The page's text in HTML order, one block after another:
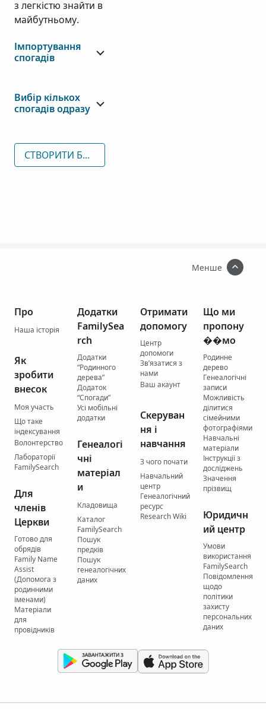
з легкістю знайти в
майбутньому.
Імпортування
спогадів
Вибір кількох
спогадів одразу
СТВОРИТИ БЕЗКОШТОВНИЙ АКАУНТ
Менше
Про
Наша історія
Як
зробити
внесок
Моя участь
Що таке
індексування
Волонтерство
Лабораторії
FamilySearch
Для
членів
Церкви
Готово для
обрядів
Family Name
Assist
(Допомога з
родинними
іменами)
Матеріали
для
провідників
Додатки
FamilySea
rch
Додатки
“Родинного
дерева”
Додаток
“Спогади”
Усі мобільні
додатки
Генеалогі
чні
матеріал
и
Кладовища
Каталог
FamilySearch
Пошук
предків
Пошук
генеалогічних
даних
Отримати
допомогу
Центр
допомоги
Зв’язатися з
нами
Ваш акаунт
Скеруван
ня і
навчання
З чого почати
Навчальний
центр
Генеалогічний
ресурс
Research Wiki
Що ми
пропону
��мо
Родинне
дерево
Генеалогічні
записи
Можливість
ділитися
сімейними
фотографіями
Навчальні
матеріали
Інструкції з
досліджень
Значення
прізвищ
Юридичн
ий центр
Умови
використання
FamilySearch
Повідомлення
щодо
політики
захисту
персональних
даних